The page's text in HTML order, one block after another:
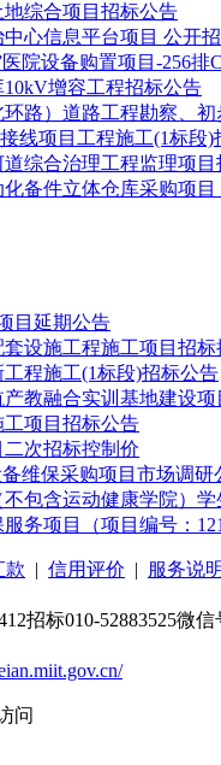
综合项目招标公告
心信息平台项目 公开
院设备购置项目-256排
增容工程招标公告
路）道路工程勘察、初
线项目工程施工(1标段)
综合治理工程监理项目
备件立体仓库采购项
目延期公告
设施工程施工项目招标
程施工(1标段)招标公告
教融合实训基地建设
项目招标公告
次招标控制价
维保采购项目市场调研
包含运动健康学院）
务项目（项目编号：
款 | 信用评价 | 服务说明
招标010-52883525微
问